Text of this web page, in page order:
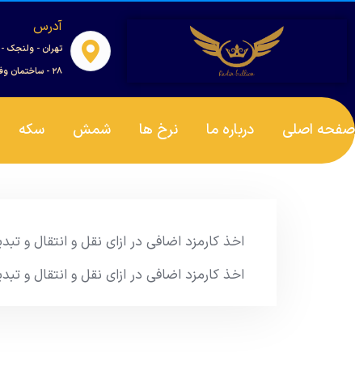
آدرس
تهران - ولنجک
۲۸ - ساختمان وفا - واحد ۰۰۱
صفحه اصلی درباره ما نرخ ها شمش سکه
اخذ کارمزد اضافی در ازای نقل و انتقال و
اخذ کارمزد اضافی در ازای نقل و انتقال و